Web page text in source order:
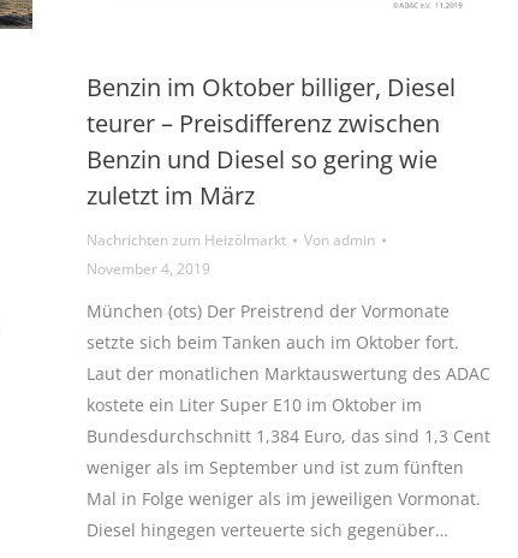
Benzin im Oktober billiger, Diesel
teurer – Preisdifferenz zwischen
Benzin und Diesel so gering wie
zuletzt im März
Nachrichten zum Heizölmarkt Vonadmin
November 4, 2019
München (ots) Der Preistrend der Vormonate
setzte sich beim Tanken auch im Oktober fort.
Laut der monatlichen Marktauswertung des ADAC
kostete ein Liter Super E10 im Oktober im
Bundesdurchschnitt 1,384 Euro, das sind 1,3 Cent
weniger als im September und ist zum fünften
Mal in Folge weniger als im jeweiligen Vormonat.
Diesel hingegen verteuerte sich gegenüber…